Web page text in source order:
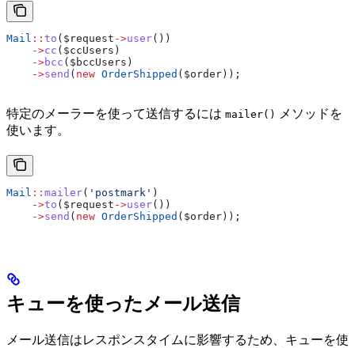
Mail :: to ( $request ->user())
    ->
cc ( $ccUsers )
    ->
bcc ( $bccUsers )
    ->
send ( new OrderShipped ( $order ));
特定のメーラーを使って送信するには mailer()
メソッドを
使います。
Mail :: mailer( 'postmark' )
    ->
to ( $request ->user())
    ->
send ( new OrderShipped ( $order ));
キューを使ったメール送信
メール送信はレスポンスタイムに影響するため、キューを使